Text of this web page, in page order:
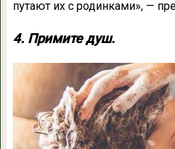
путают их с родинками», —
4. Примите душ.